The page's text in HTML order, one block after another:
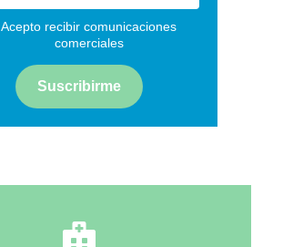
Acepto recibir comunicaciones
comerciales